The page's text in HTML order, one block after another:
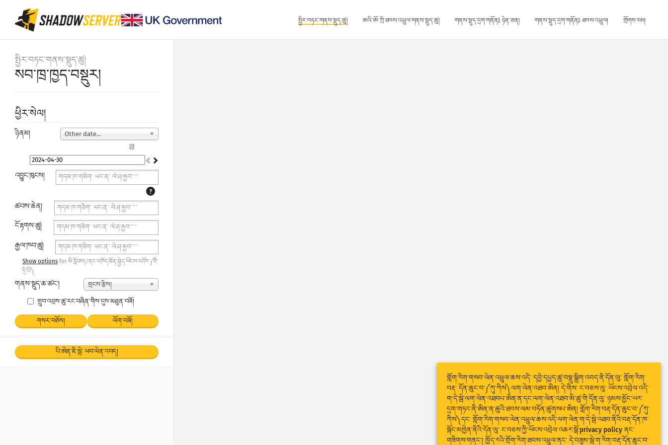
སྤྱིར་བཏང་གནས་སྡུད་ཚུ། ཨའི་ཨོ་ཀྲི་ཐབས་འཕྲུལ་གནས་སྡུད་ཚུ། གནས་སྡུད་དྲག་གནོན༔ ཉེན་ཅན། གནས་སྡུད་དྲག་གནོན༔ ཐབས་འཕྲུལ། གྲོགས་རམ།
སྤྱིར་བཏང་གནས་སྡུད་ཚུ།
སབ་ཁྲ་ཁྱད་བསྡུར།
ཕྱིར་སེལ།
ཉིནམ། Other date...
📆
འབྱུང་ཁུངས།
?
ཚབས་ཆེན།
ངོ་རྟགས་ཚུ།
རྒྱལ་ཁབ་ཚུ།
Show options for མི་རློབས།/ནང་འཁོད་ཐོན་སྐྱེད་ཡོངས་འབོར་༼ཇི་
དྲི་པི༽
གནས་སྡུད་ཆ་ཚང་། གྲངས་རྩིས།
གྲུབ་འབྲས་ཚུ་རང་བཞིན་གིས་དུས་མཐུན་བཟོ།
གསར་བཅོས། ལོག་བཟོ།
པི་ཨེན་ཇི་སྦེ་ ཕབ་ལེན་འབད།
གློག་རིག་གསབ་ལེན་འཕྲུལ་ཆས་འདི་ དབྱེ་དཔྱད་ཚུ་བསྡུ་སྒྲིག་འབད་ནི་དོན་ལུ་ གློག་རིག་
བརྡ་ དོན་ཆུང་བ་༼ཀུ་ཀིས༽ལག་ལེན་འཐབ་ཨིན། དེ་གིས་ ང་བཅས་ལུ་ ཡོངས་འབྲེལ་འདི་
ག་དེ་སྦེ་ལག་ལེན་འཐབཔ་ཨིན་ན་དང་ལག་ལེན་འཐབ་མི་ཚུ་གི་དོན་ལུ་ ཉམས་མྱོང་ཡར་
དྲག་གཏང་ནི་ཨིན་ན་ཚུའི་ཐབས་ལམ་བཏོན་ཚུགསཔ་ཨིན། གློག་རིག་བརྡ་དོན་ཆུང་བ་༼ཀུ་
ཀིས༽དང་ གློག་རིག་གསབ་ལེན་འཕྲུལ་ཆས་འདི་ལག་ལེན་ག་དེ་སྦེ་འཐབ་ནིའི་བརྡ་དོན་ཁ་
སྐོང་མཁྱེན་ནིའི་དོན་ལུ་ ང་བཅས་ཀྱི་ཡོངས་འབྲེལ་འཆར་སྒོ་privacy policy ནང་
གཟིགས་གནང་། ཁྱོད་རའི་གྲོག་རིག་ཐབས་འཕྲུལ་ནང་ དེ་བཟུམ་སྦེ་ག་རིག་བརྡ་དོན་ཆུང་བ་